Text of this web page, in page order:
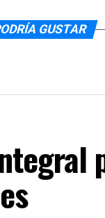
GUSTAR